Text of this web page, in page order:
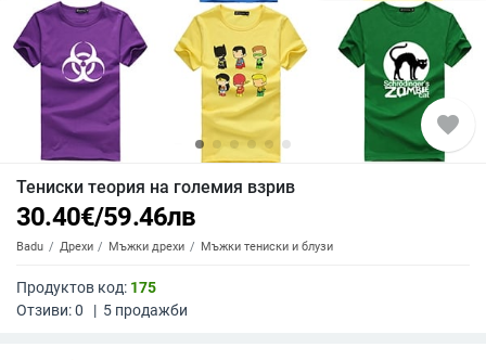
favorite
Тениски теория на големия взрив
30.40€/59.46лв
Badu Дрехи Мъжки дрехи Мъжки тениски и блузи
Продуктов код: 175
Отзиви:0 | 5 продажби